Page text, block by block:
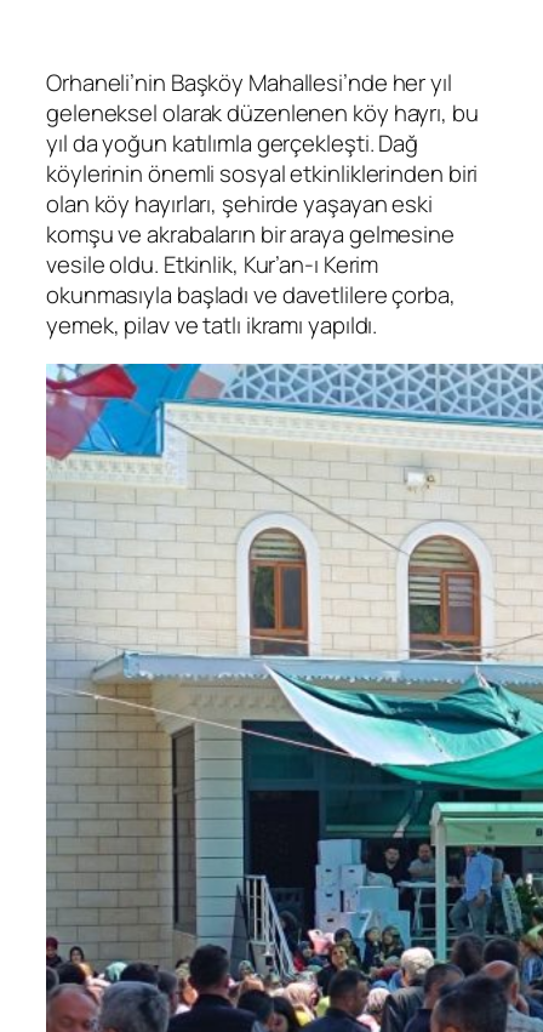
Orhaneli’nin Başköy Mahallesi’nde her yıl
geleneksel olarak düzenlenen köy hayrı, bu
yıl da yoğun katılımla gerçekleşti. Dağ
köylerinin önemli sosyal etkinliklerinden biri
olan köy hayırları, şehirde yaşayan eski
komşu ve akrabaların bir araya gelmesine
vesile oldu. Etkinlik, Kur’an-ı Kerim
okunmasıyla başladı ve davetlilere çorba,
yemek, pilav ve tatlı ikramı yapıldı.